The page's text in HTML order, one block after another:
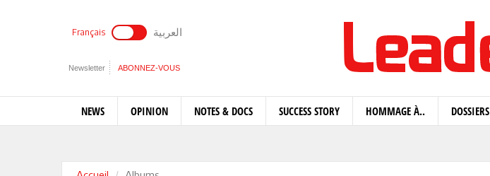
Français العربية
Newsletter ABONNEZ-VOUS
NEWS OPINION NOTES & DOCS SUCCESS STORY HOMMAGE À.. DOSSIERS